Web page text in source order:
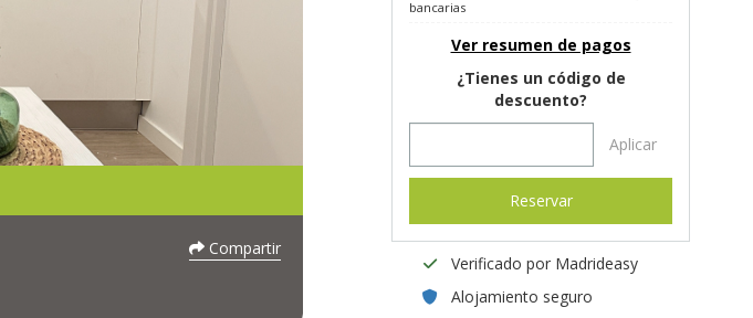
Compartir
bancarias
Ver resumen de pagos
¿Tienes un código de
descuento?
Aplicar
Reservar
Verificado por Madrideasy
Alojamiento seguro